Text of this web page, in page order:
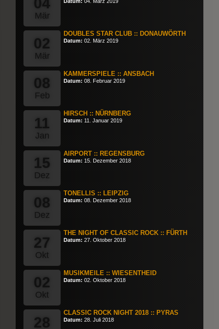
04
Mär
02
Mär
DOUBLES STAR CLUB :: DONAUWÖRTH
Datum: 02. März 2019
08
Feb
KAMMERSPIELE :: ANSBACH
Datum: 08. Februar 2019
11
Jan
HIRSCH :: NÜRNBERG
Datum: 11. Januar 2019
15
Dez
AIRPORT :: REGENSBURG
Datum: 15. Dezember 2018
08
Dez
TONELLIS :: LEIPZIG
Datum: 08. Dezember 2018
27
Okt
THE NIGHT OF CLASSIC ROCK :: FÜRTH
Datum: 27. Oktober 2018
02
Okt
MUSIKMEILE :: WIESENTHEID
Datum: 02. Oktober 2018
28
CLASSIC ROCK NIGHT 2018 :: PYRAS
Datum: 28. Juli 2018